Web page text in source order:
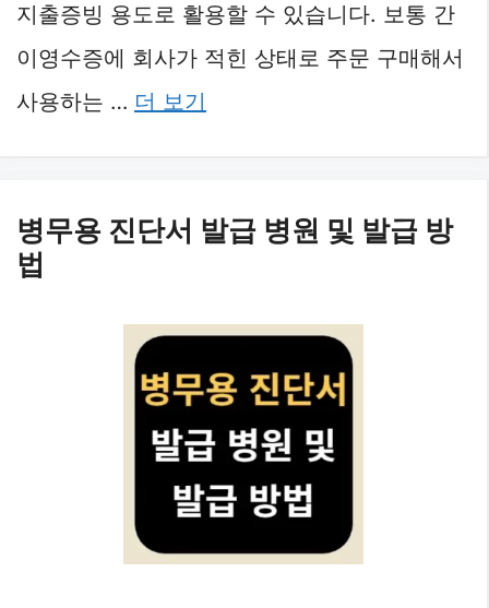
지출증빙 용도로 활용할 수 있습니다. 보통 간
이영수증에 회사가 적힌 상태로 주문 구매해서
사용하는 … 더 보기
병무용 진단서 발급 병원 및 발급 방
법